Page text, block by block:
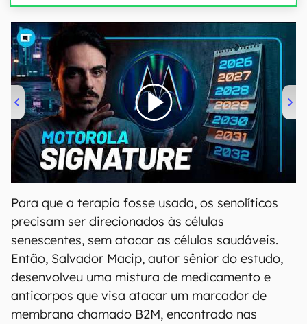
00:00/20:46
Para que a terapia fosse usada, os senolíticos
precisam ser direcionados às células
senescentes, sem atacar as células saudáveis.
Então, Salvador Macip, autor sênior do estudo,
desenvolveu uma mistura de medicamento e
anticorpos que visa atacar um marcador de
membrana chamado B2M, encontrado nas